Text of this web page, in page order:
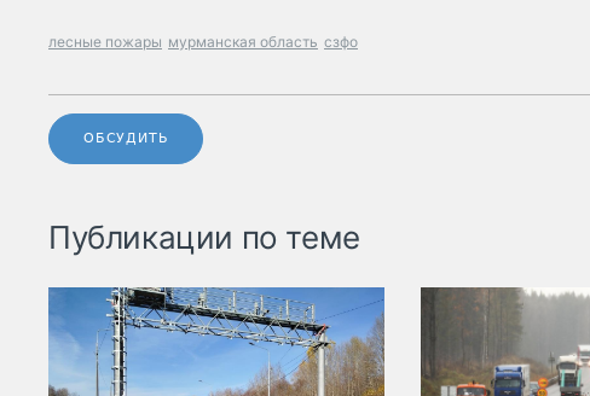
лесные пожары мурманская область сзфо
ОБСУДИТЬ
Публикации по теме